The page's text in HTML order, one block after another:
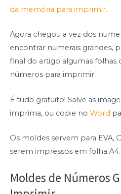
da memória para imprimir.
Agora chegou a vez dos
encontrar numerais grandes,
final do artigo algumas folhas
números para imprimir.
É tudo gratuito! Salve as
imprima, ou copie no Word
Os moldes servem para EVA,
serem impressos em folha A4.
Moldes de Números